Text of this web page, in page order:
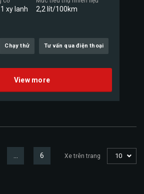
xy lanh 2,2 lít/100km
Chạy thử Tư vấn qua điện thoại
View more
… 6 Xe trên trang 10